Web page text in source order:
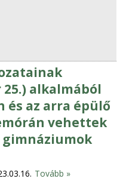
alkalmából
az arra épülő
vehettek
gimnáziumok
Tovább »